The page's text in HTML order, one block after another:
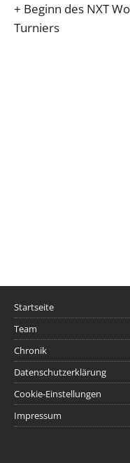
+ Beginn des NXT
Turniers
Startseite
Team
Chronik
Datenschutzerklärung
Cookie-Einstellungen
Impressum